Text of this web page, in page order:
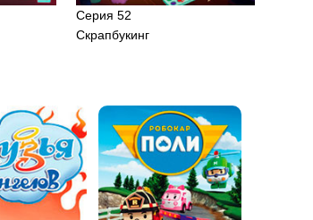
Серия 52
Скрапбукинг